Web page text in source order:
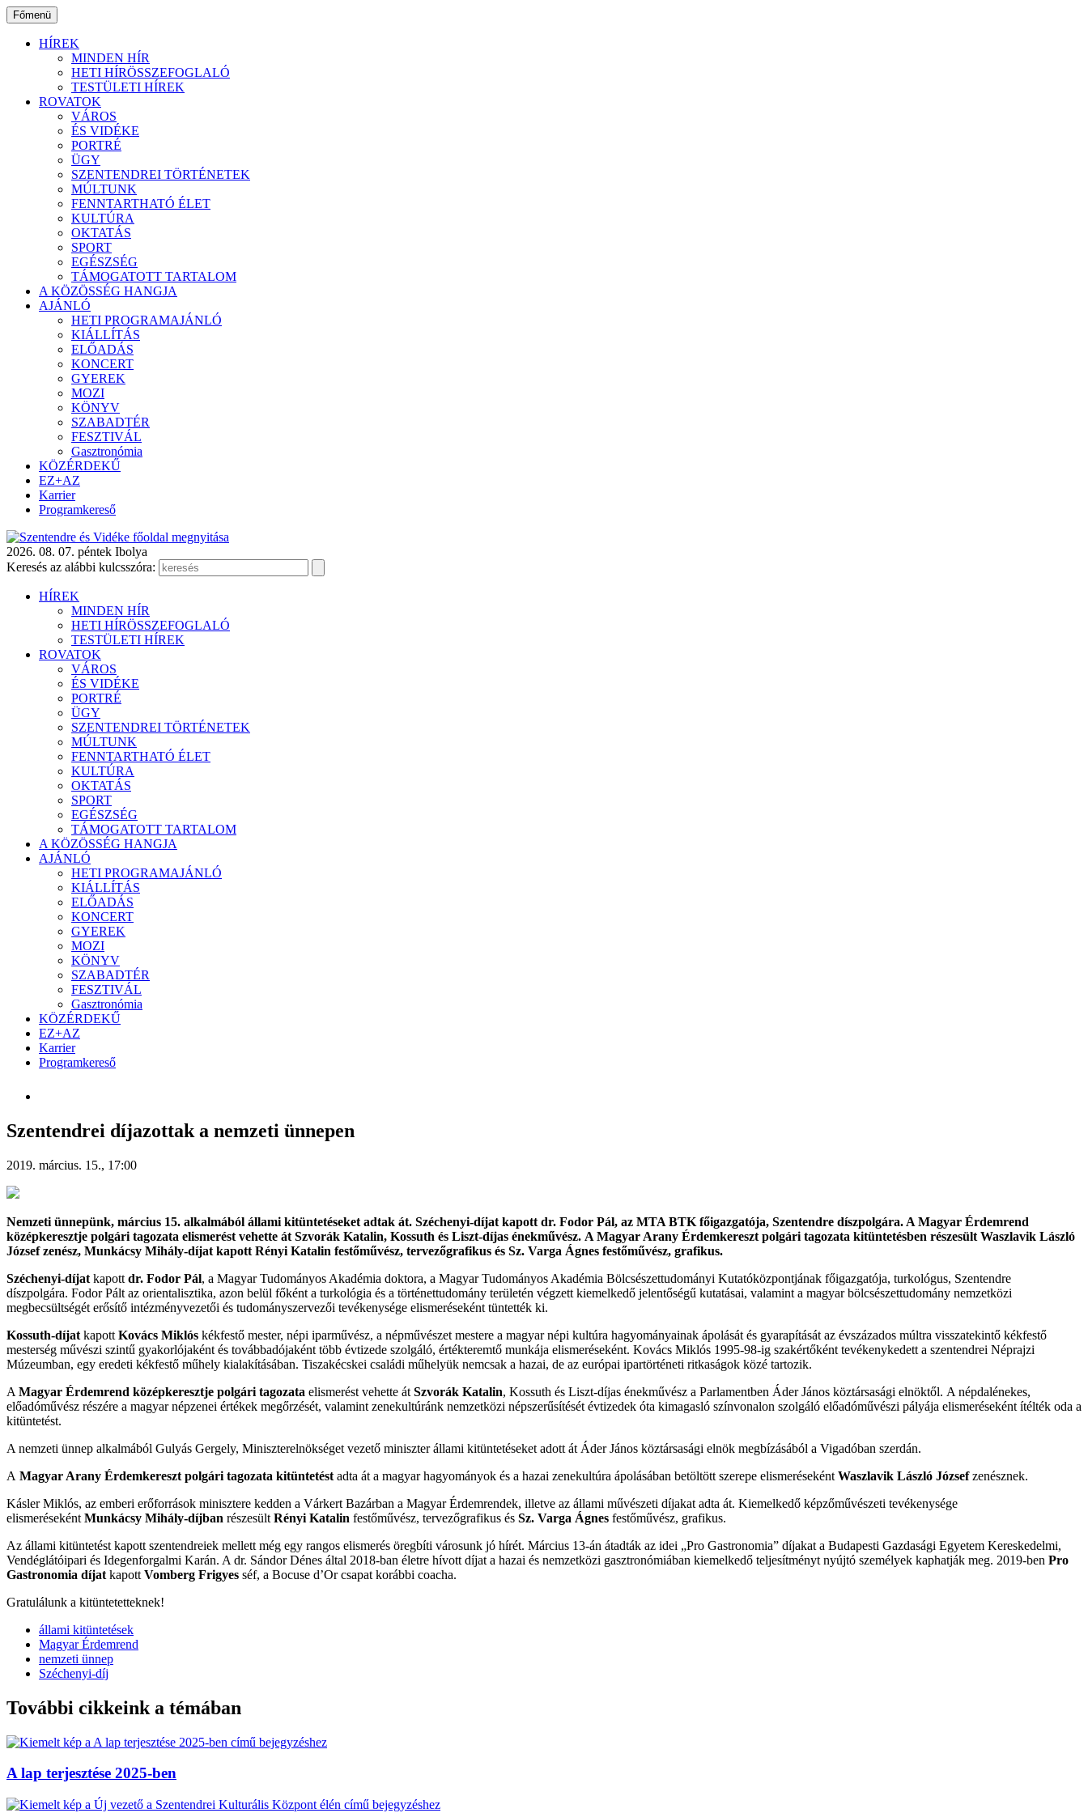
Ugrás
a
tartalomhoz
Főmenü
HÍREK
MINDEN HÍR
HETI HÍRÖSSZEFOGLALÓ
TESTÜLETI HÍREK
ROVATOK
VÁROS
ÉS VIDÉKE
PORTRÉ
ÜGY
SZENTENDREI TÖRTÉNETEK
MÚLTUNK
FENNTARTHATÓ ÉLET
KULTÚRA
OKTATÁS
SPORT
EGÉSZSÉG
TÁMOGATOTT TARTALOM
A KÖZÖSSÉG HANGJA
AJÁNLÓ
HETI PROGRAMAJÁNLÓ
KIÁLLÍTÁS
ELŐADÁS
KONCERT
GYEREK
MOZI
KÖNYV
SZABADTÉR
FESZTIVÁL
Gasztronómia
KÖZÉRDEKŰ
EZ+AZ
Karrier
Programkereső
2026. 08. 07. péntek Ibolya
Keresés az alábbi kulcsszóra:
HÍREK
MINDEN HÍR
HETI HÍRÖSSZEFOGLALÓ
TESTÜLETI HÍREK
ROVATOK
VÁROS
ÉS VIDÉKE
PORTRÉ
ÜGY
SZENTENDREI TÖRTÉNETEK
MÚLTUNK
FENNTARTHATÓ ÉLET
KULTÚRA
OKTATÁS
SPORT
EGÉSZSÉG
TÁMOGATOTT TARTALOM
A KÖZÖSSÉG HANGJA
AJÁNLÓ
HETI PROGRAMAJÁNLÓ
KIÁLLÍTÁS
ELŐADÁS
KONCERT
GYEREK
MOZI
KÖNYV
SZABADTÉR
FESZTIVÁL
Gasztronómia
KÖZÉRDEKŰ
EZ+AZ
Karrier
Programkereső
Szentendrei díjazottak a nemzeti ünnepen
2019. március. 15., 17:00
Nemzeti ünnepünk, március 15. alkalmából állami kitüntetéseket adtak át. Széchenyi-díjat kapott dr. Fodor Pál, az MTA BTK főigazgatója, Szentendre díszpolgára. A Magyar Érdemrend
középkeresztje polgári tagozata elismerést vehette át Szvorák Katalin, Kossuth és Liszt-díjas énekművész. A Magyar Arany Érdemkereszt polgári tagozata kitüntetésben részesült Waszlavik László
József zenész, Munkácsy Mihály-díjat kapott Rényi Katalin festőművész, tervezőgrafikus és Sz. Varga Ágnes festőművész, grafikus.
Széchenyi-díjat kapott dr. Fodor Pál, a Magyar Tudományos Akadémia doktora, a Magyar Tudományos Akadémia Bölcsészettudományi Kutatóközpontjának főigazgatója, turkológus, Szentendre
díszpolgára. Fodor Pált az orientalisztika, azon belül főként a turkológia és a történettudomány területén végzett kiemelkedő jelentőségű kutatásai, valamint a magyar bölcsészettudomány nemzetközi
megbecsültségét erősítő intézményvezetői és tudományszervezői tevékenysége elismeréseként tüntették ki.
Kossuth-díjat kapott Kovács Miklós kékfestő mester, népi iparművész, a népművészet mestere a magyar népi kultúra hagyományainak ápolását és gyarapítását az évszázados múltra visszatekintő kékfestő
mesterség művészi szintű gyakorlójaként és továbbadójaként több évtizede szolgáló, értékteremtő munkája elismeréseként. Kovács Miklós 1995-98-ig szakértőként tevékenykedett a szentendrei Néprajzi
Múzeumban, egy eredeti kékfestő műhely kialakításában. Tiszakécskei családi műhelyük nemcsak a hazai, de az európai ipartörténeti ritkaságok közé tartozik.
A Magyar Érdemrend középkeresztje polgári tagozata elismerést vehette át Szvorák Katalin, Kossuth és Liszt-díjas énekművész a Parlamentben Áder János köztársasági elnöktől. A népdalénekes,
előadóművész részére a magyar népzenei értékek megőrzését, valamint zenekultúránk nemzetközi népszerűsítését évtizedek óta kimagasló színvonalon szolgáló előadóművészi pályája elismeréseként ítélték oda a
kitüntetést.
A nemzeti ünnep alkalmából Gulyás Gergely, Miniszterelnökséget vezető miniszter állami kitüntetéseket adott át Áder János köztársasági elnök megbízásából a Vigadóban szerdán.
A Magyar Arany Érdemkereszt polgári tagozata kitüntetést adta át a magyar hagyományok és a hazai zenekultúra ápolásában betöltött szerepe elismeréseként Waszlavik László Józsefzenésznek.
Kásler Miklós, az emberi erőforrások minisztere kedden a Várkert Bazárban a Magyar Érdemrendek, illetve az állami művészeti díjakat adta át. Kiemelkedő képzőművészeti tevékenysége
elismeréseként Munkácsy Mihály-díjban részesült Rényi Katalin festőművész, tervezőgrafikus és Sz. Varga Ágnes festőművész, grafikus.
Az állami kitüntetést kapott szentendreiek mellett még egy rangos elismerés öregbíti városunk jó hírét. Március 13-án átadták az idei „Pro Gastronomia” díjakat a Budapesti Gazdasági Egyetem Kereskedelmi,
Vendéglátóipari és Idegenforgalmi Karán. A dr. Sándor Dénes által 2018-ban életre hívott díjat a hazai és nemzetközi gasztronómiában kiemelkedő teljesítményt nyújtó személyek kaphatják meg. 2019-ben Pro
Gastronomia díjat kapott Vomberg Frigyes séf, a Bocuse d’Or csapat korábbi coacha.
Gratulálunk a kitüntetetteknek!
állami kitüntetések
Magyar Érdemrend
nemzeti ünnep
Széchenyi-díj
További cikkeink a témában
A lap terjesztése 2025-ben